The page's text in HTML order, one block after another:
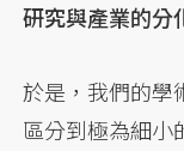
研究與產業的分
於是，我們的學
區分到極為細小